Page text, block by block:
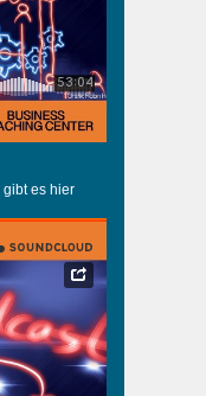
gibt es hier